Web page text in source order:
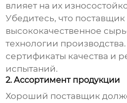
влияет на их
Убедитесь, что поставщик
высококачественное
технологии
сертификаты качества и
испытаний.
2. Ассортимент продукции
Хороший поставщик